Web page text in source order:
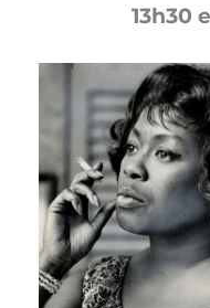
13h30